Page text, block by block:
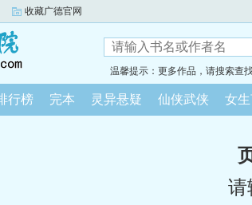
收藏广德官网
温馨提示：更多作品，请搜索查
行榜 完本 灵异悬疑 仙侠武侠 女
请